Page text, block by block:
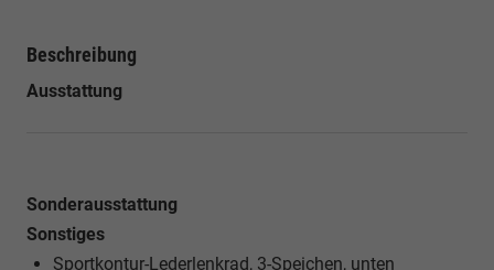
Beschreibung
Ausstattung
Sonderausstattung
Sonstiges
Sportkontur-Lederlenkrad, 3-Speichen, unten